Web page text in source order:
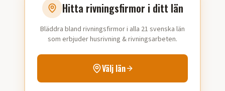
Hitta rivningsfirmor i ditt län
Bläddra bland rivningsfirmor i alla 21 svenska län
som erbjuder husrivning & rivningsarbeten.
Välj län